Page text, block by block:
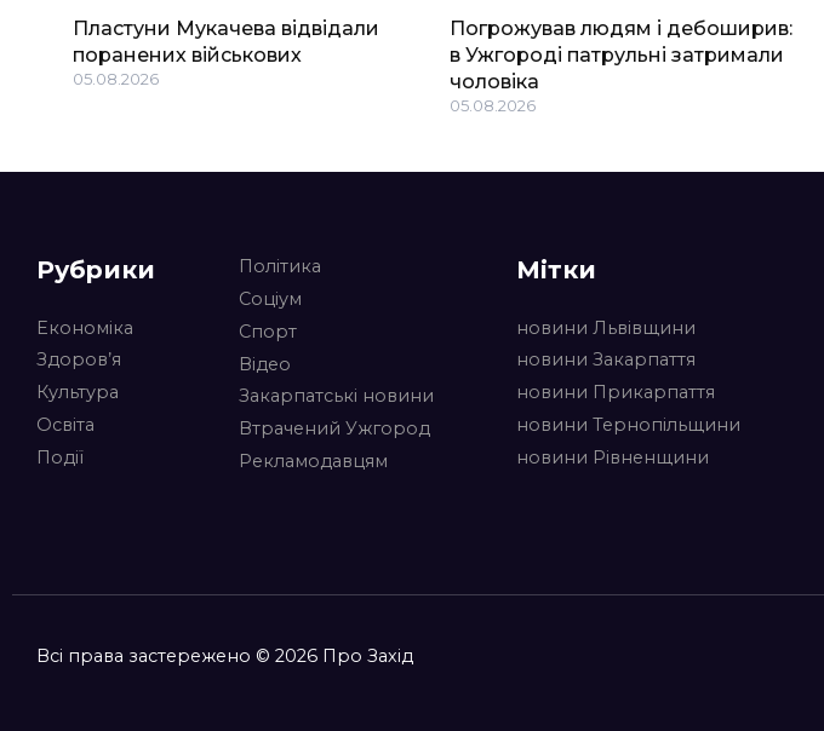
Пластуни Мукачева відвідали
поранених військових
05.08.2026
Погрожував людям і дебоширив:
в Ужгороді патрульні затримали
чоловіка
05.08.2026
Рубрики
Економіка
Здоров’я
Культура
Освіта
Події
Політика
Соціум
Спорт
Відео
Закарпатські новини
Втрачений Ужгород
Рекламодавцям
Мітки
новини Львівщини
новини Закарпаття
новини Прикарпаття
новини Тернопільщини
новини Рівненщини
Всі права застережено © 2026 Про Захід